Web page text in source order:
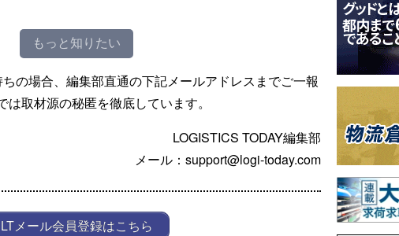
もっと知りたい
の場合、編集部直通の下記メールアドレスまでご一報
取材源の秘匿を徹底しています。
LOGISTICS TODAY編集部
メール：support@logi-today.com
LTメール会員登録はこちら